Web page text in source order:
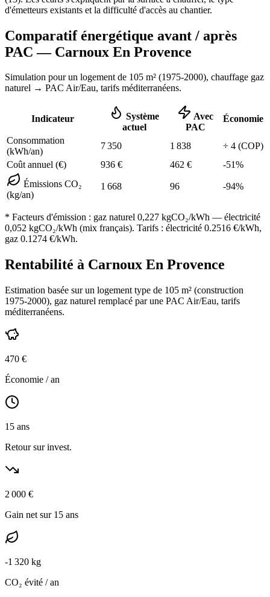
d'émetteurs existants et la difficulté d'accès au chantier.
Comparatif énergétique avant / après
PAC — Carnoux En Provence
Simulation pour un logement de 105 m² (1975-2000), chauffage gaz
naturel → PAC Air/Eau, tarifs méditerranéens.
Indicateur
Système
actuel
Avec
PAC
Économie
Consommation
(kWh/an)
7 350 1 838 ÷ 4 (COP)
Coût annuel (€)
936 € 462 € -51%
Émissions CO₂
(kg/an)
1 668 96 -94%
* Facteurs d'émission : gaz naturel 0,227 kgCO₂/kWh — électricité
0,052 kgCO₂/kWh (mix français). Tarifs : électricité 0.2516 €/kWh,
gaz 0.1274 €/kWh.
Rentabilité à Carnoux En Provence
Estimation basée sur un logement type de 105 m² (construction
1975-2000), gaz naturel remplacé par une PAC Air/Eau, tarifs
méditerranéens.
470 €
Économie / an
15 ans
Retour sur invest.
2 000 €
Gain net sur 15 ans
-1 320 kg
CO₂ évité / an